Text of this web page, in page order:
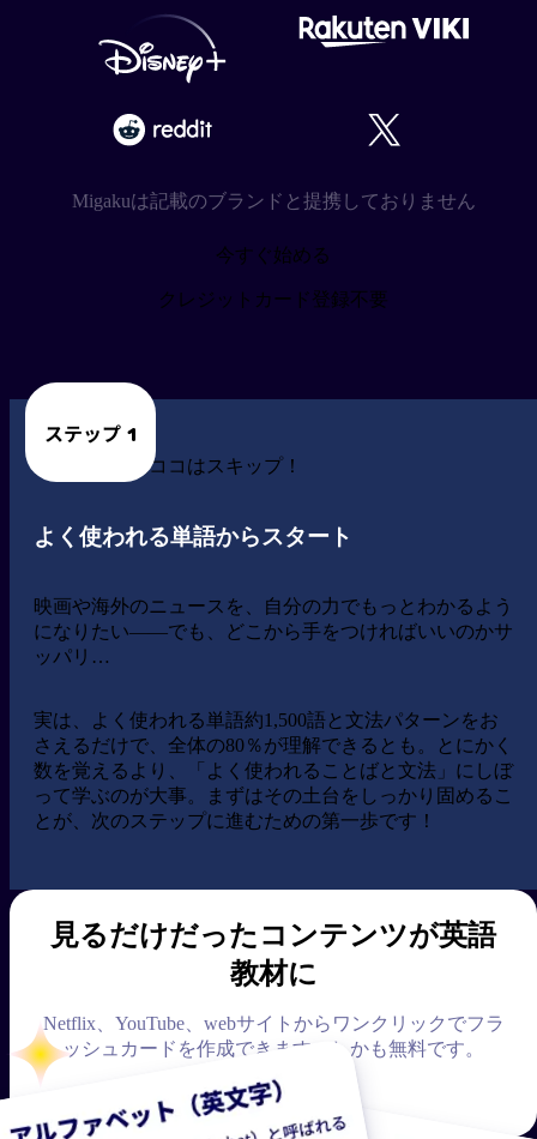
Migakuは記載のブランドと提携しておりません
今すぐ始める
クレジットカード登録不要
中・上級者はココはスキップ！
よく使われる単語からスタート
映画や海外のニュースを、自分の力でもっとわかるよう
になりたい——でも、どこから手をつければいいのかサ
ッパリ…
実は、よく使われる単語約1,500語と文法パターンをお
さえるだけで、全体の80％が理解できるとも。とにかく
数を覚えるより、「よく使われることばと文法」にしぼ
って学ぶのが大事。まずはその土台をしっかり固めるこ
とが、次のステップに進むための第一歩です！
ステップ 1
見るだけだったコンテンツが英語
教材に
Netflix、YouTube、webサイトからワンクリックでフラ
ッシュカードを作成できます。しかも無料です。
無料で始める →